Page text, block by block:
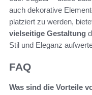
auch dekorative
platziert zu werden,
vielseitige Gestaltung
Stil und Eleganz
FAQ
Was sind die Vorteile